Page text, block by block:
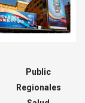
Public
Regionales